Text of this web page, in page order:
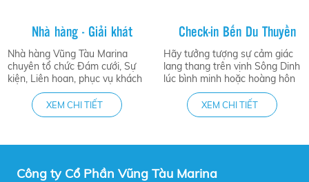
Nhà hàng - Giải khát
Nhà hàng Vũng Tàu Marina
chuyên tổ chức Đám cưới, Sự
kiện, Liên hoan, phục vụ khách
đoàn,...
XEM CHI TIẾT
Check-in Bến Du Thuyền
Hãy tưởng tượng sự cảm giác
lang thang trên vịnh Sông Dinh
lúc bình minh hoặc hoàng hôn
để thưởng thức nước uống và
đồ ăn nhẹ ...XEM CHI TIẾT
Công ty Cổ Phần Vũng Tàu Marina